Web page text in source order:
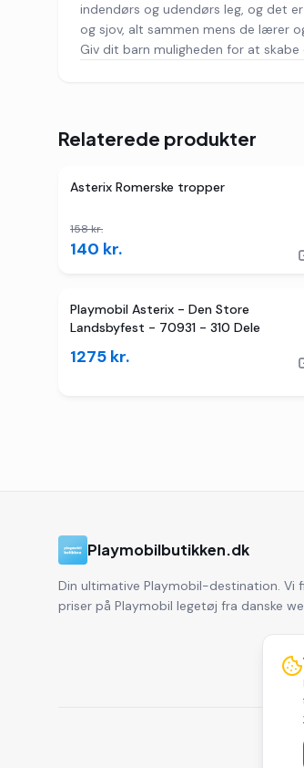
indendørs og udendørs leg, og det
og sjov, alt sammen mens de lærer
Giv dit barn muligheden for at
Relaterede produkter
3butikker
Asterix Romerske tropper
158kr.
140 kr.
Playmobil Asterix - Den Store
Landsbyfest - 70931 - 310 Dele
1275 kr.
Playmobilbutikken.dk
Din ultimative Playmobil-destination. Vi
priser på Playmobil legetøj fra danske